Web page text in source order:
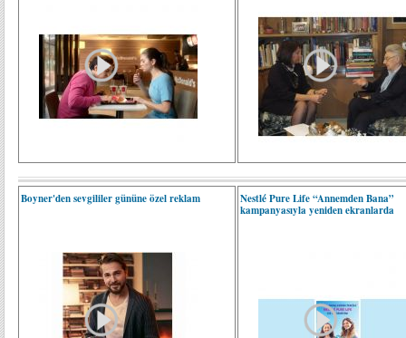
Boyner'den sevgililer gününe özel reklam
Nestlé Pure Life “Annemden Bana”
kampanyasıyla yeniden ekranlarda